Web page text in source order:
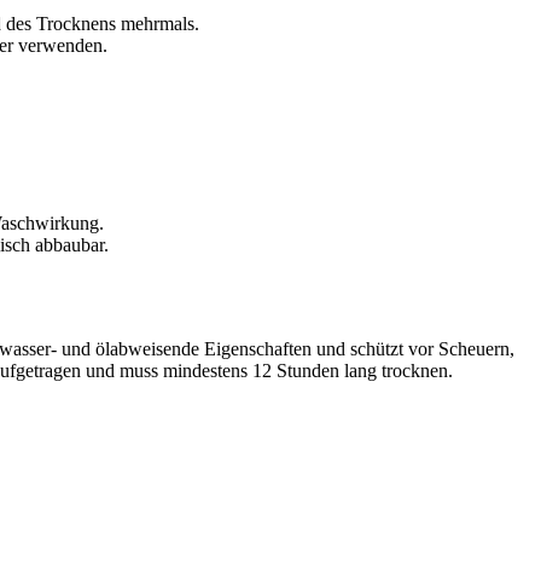
Trocknens mehrmals.
verwenden.
abbaubar.
und ölabweisende Eigenschaften und schützt vor Scheuern,
und muss mindestens 12 Stunden lang trocknen.